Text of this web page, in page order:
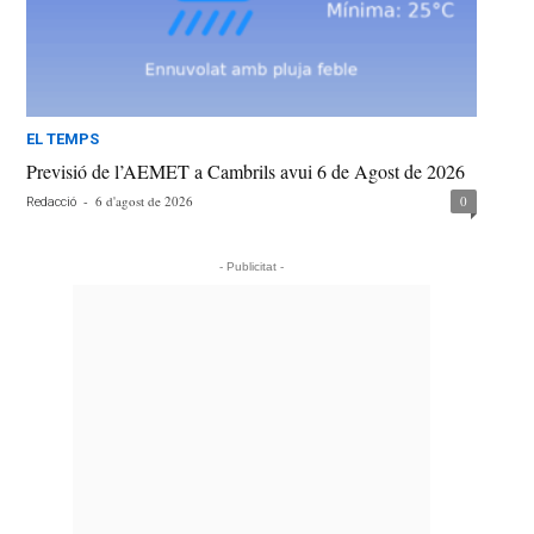
EL TEMPS
Previsió de l’AEMET a Cambrils avui 6 de Agost de 2026
Redacció - 6 d'agost de 2026 0
- Publicitat -